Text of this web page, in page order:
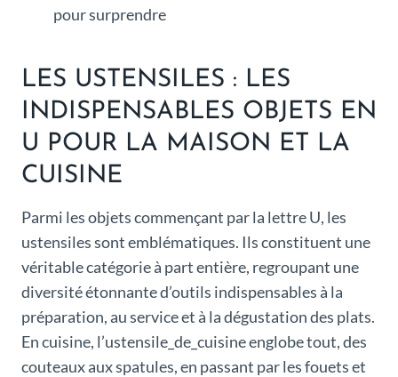
pour surprendre
LES USTENSILES : LES
INDISPENSABLES OBJETS EN
U POUR LA MAISON ET LA
CUISINE
Parmi les objets commençant par la lettre U, les
ustensiles sont emblématiques. Ils constituent une
véritable catégorie à part entière, regroupant une
diversité étonnante d’outils indispensables à la
préparation, au service et à la dégustation des plats.
En cuisine, l’ustensile_de_cuisine englobe tout, des
couteaux aux spatules, en passant par les fouets et